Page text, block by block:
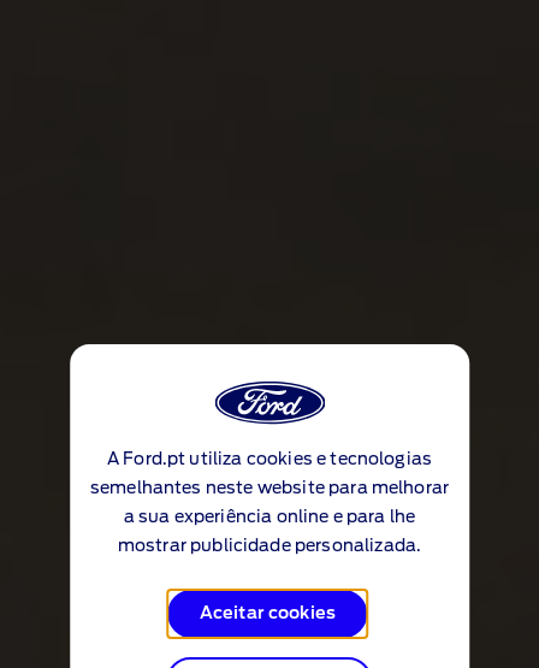
A Ford.pt utiliza cookies e tecnologias
semelhantes neste website para melhorar
a sua experiência online e para lhe
mostrar publicidade personalizada.
Aceitar cookies